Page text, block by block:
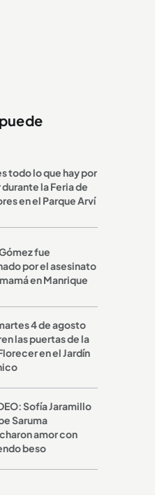
todo lo que hay por
la Feria de
en el Parque Arví
fue
por el asesinato
en Manrique
4 de agosto
las puertas de la
en el Jardín
Sofía Jaramillo
Saruma
amor con
beso